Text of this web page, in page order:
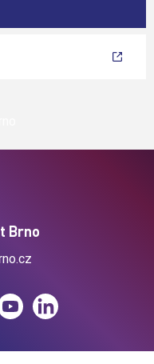
Brno
LinkedIn